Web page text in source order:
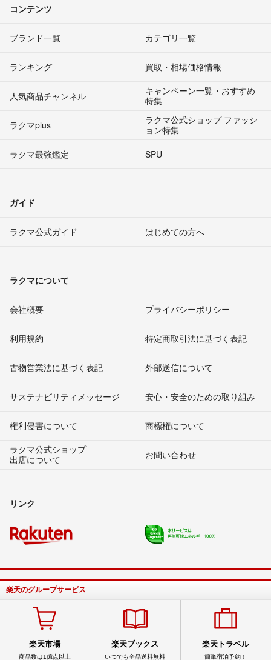
コンテンツ
ブランド一覧 カテゴリ一覧
ランキング 買取・相場価格情報
人気商品チャンネル
キャンペーン一覧・おすすめ
特集
ラクマplus
ラクマ公式ショップ ファッシ
ョン特集
ラクマ最強鑑定
SPU
ガイド
ラクマ公式ガイド はじめての方へ
ラクマについて
会社概要 プライバシーポリシー
利用規約 特定商取引法に基づく表記
古物営業法に基づく表記 外部送信について
サステナビリティメッセージ 安心・安全のための取り組み
権利侵害について
商標権について
ラクマ公式ショップ
出店について
お問い合わせ
リンク
楽天のグループサービス
楽天市場
商品数は1億点以上
楽天ブックス
いつでも全品送料無料
楽天トラベル
簡単宿泊予約！